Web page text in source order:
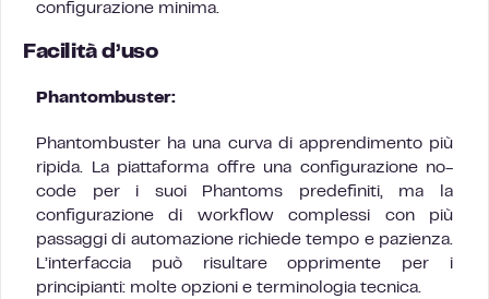
configurazione minima.
Facilità d’uso
Phantombuster:
Phantombuster ha una curva di apprendimento più
ripida. La piattaforma offre una configurazione no-
code per i suoi Phantoms predefiniti, ma la
configurazione di workflow complessi con più
passaggi di automazione richiede tempo e pazienza.
L’interfaccia può risultare opprimente per i
principianti: molte opzioni e terminologia tecnica.